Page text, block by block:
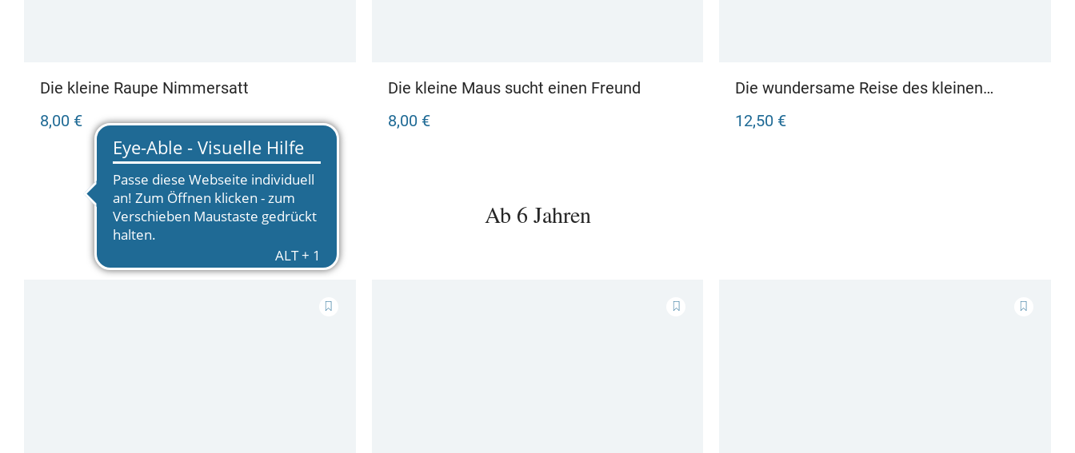
Die kleine Raupe Nimmersatt
8,00 €
Die kleine Maus sucht einen Freund
8,00 €
Die wundersame Reise des kleinen
12,50 €
Ab 6 Jahren